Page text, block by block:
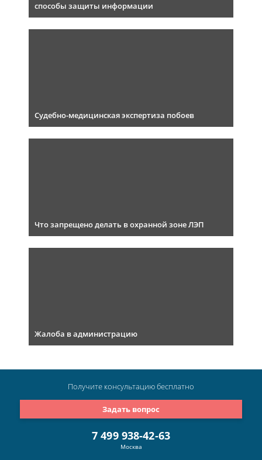
способы защиты информации
Судебно-медицинская экспертиза побоев
Что запрещено делать в охранной зоне ЛЭП
Жалоба в администрацию
7 499 938-42-63
Москва
Задать вопрос
Получите консультациюбесплатно